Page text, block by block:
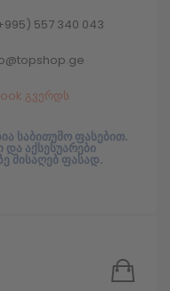
557 340 043
გვერდს
საბითუმო ფასებით.
აქსესუარები
მისაღებ ფასად.